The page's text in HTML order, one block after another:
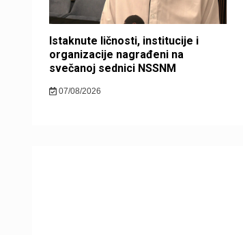
Istaknute ličnosti, institucije i
organizacije nagrađeni na
svečanoj sednici NSSNM
07/08/2026